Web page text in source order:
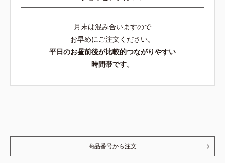
月末は混み合いますので
お早めにご注文ください。
平日のお昼前後が比較的つながりやすい
時間帯です。
商品番号から注文